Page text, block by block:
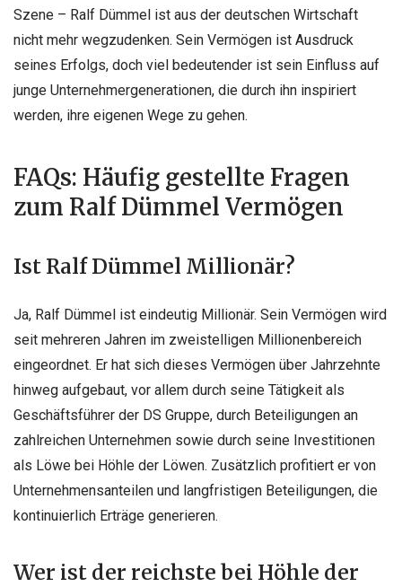
Szene – Ralf Dümmel ist aus der deutschen Wirtschaft
nicht mehr wegzudenken. Sein Vermögen ist Ausdruck
seines Erfolgs, doch viel bedeutender ist sein Einfluss auf
junge Unternehmergenerationen, die durch ihn inspiriert
werden, ihre eigenen Wege zu gehen.
FAQs: Häufig gestellte Fragen
zum Ralf Dümmel Vermögen
Ist Ralf Dümmel Millionär?
Ja, Ralf Dümmel ist eindeutig Millionär. Sein Vermögen wird
seit mehreren Jahren im zweistelligen Millionenbereich
eingeordnet. Er hat sich dieses Vermögen über Jahrzehnte
hinweg aufgebaut, vor allem durch seine Tätigkeit als
Geschäftsführer der DS Gruppe, durch Beteiligungen an
zahlreichen Unternehmen sowie durch seine Investitionen
als Löwe bei Höhle der Löwen. Zusätzlich profitiert er von
Unternehmensanteilen und langfristigen Beteiligungen, die
kontinuierlich Erträge generieren.
Wer ist der reichste bei Höhle der